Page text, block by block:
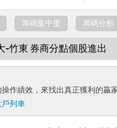
籌碼集中度 籌碼分析
-竹東 券商分點個股進出
作績效，來找出真正獲利的
列車